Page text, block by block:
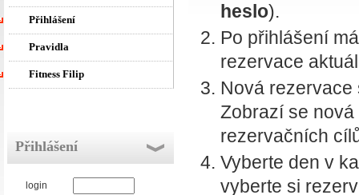
Přihlášení
Pravidla
Fitness Filip
Přihlášení
login
heslo).
Po přihlášení
rezervace
Nová
Zobrazí se
rezervačních
Vyberte den v
vyberte si